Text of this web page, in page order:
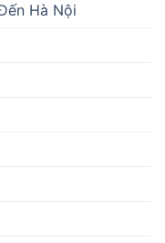
Hà Nội